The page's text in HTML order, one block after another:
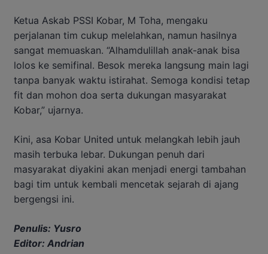
Ketua Askab PSSI Kobar, M Toha, mengaku
perjalanan tim cukup melelahkan, namun hasilnya
sangat memuaskan. “Alhamdulillah anak-anak bisa
lolos ke semifinal. Besok mereka langsung main lagi
tanpa banyak waktu istirahat. Semoga kondisi tetap
fit dan mohon doa serta dukungan masyarakat
Kobar,” ujarnya.
Kini, asa Kobar United untuk melangkah lebih jauh
masih terbuka lebar. Dukungan penuh dari
masyarakat diyakini akan menjadi energi tambahan
bagi tim untuk kembali mencetak sejarah di ajang
bergengsi ini.
Penulis: Yusro
Editor: Andrian